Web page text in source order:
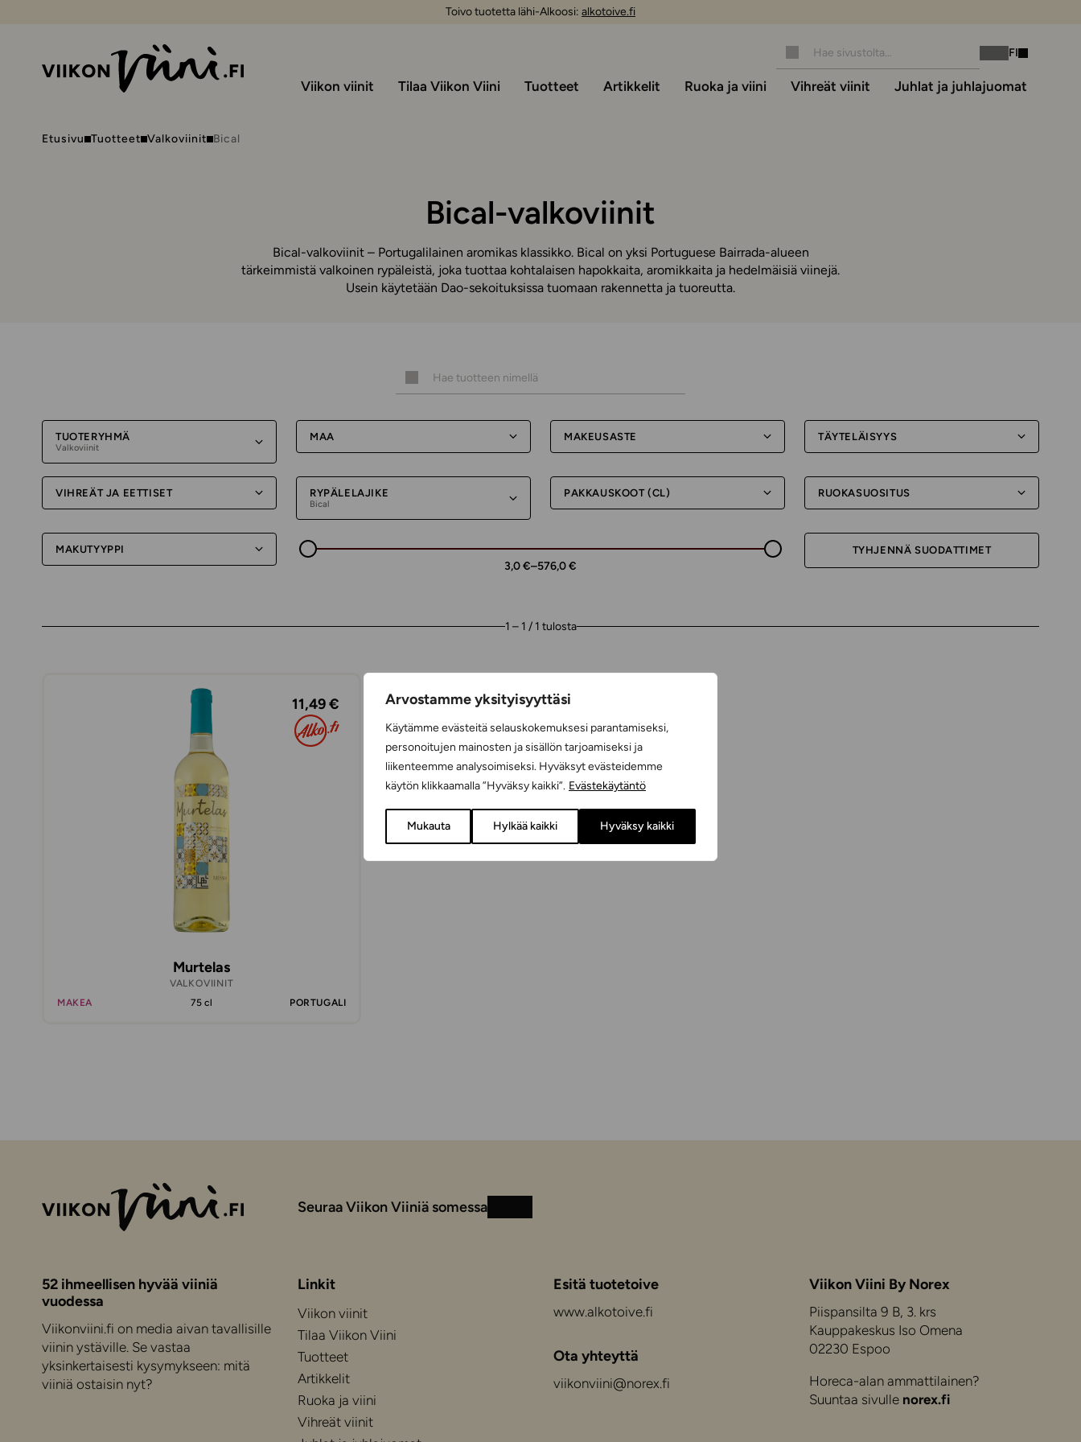
Arvostamme yksityisyyttäsi
Käytämme evästeitä selauskokemuksesi parantamiseksi,
personoitujen mainosten ja sisällön tarjoamiseksi ja
liikenteemme analysoimiseksi. Hyväksyt evästeidemme
käytön klikkaamalla ”Hyväksy kaikki”. Evästekäytäntö
Mukauta Hylkää kaikki Hyväksy kaikki
Toivo tuotetta lähi-Alkoosi: alkotoive.fi
Instagram
Facebook
FI
Viikon viinit Tilaa Viikon Viini Tuotteet Artikkelit Ruoka ja viini Vihreät viinit Juhlat ja juhlajuomat
Etusivu Tuotteet Valkoviinit Bical
Bical-valkoviinit
Bical-valkoviinit – Portugalilainen aromikas klassikko. Bical on yksi Portuguese Bairrada-alueen
tärkeimmistä valkoinen rypäleistä, joka tuottaa kohtalaisen hapokkaita, aromikkaita ja hedelmäisiä viinejä.
Usein käytetään Dao-sekoituksissa tuomaan rakennetta ja tuoreutta.
TUOTERYHMÄ
Valkoviinit
MAA MAKEUSASTE TÄYTELÄISYYS
VIHREÄT JA EETTISET RYPÄLELAJIKE
Bical
PAKKAUSKOOT (CL) RUOKASUOSITUS
MAKUTYYPPI
3,0 €–576,0 €
TYHJENNÄ SUODATTIMET
1 – 1 / 1 tulosta
11,49 €
Murtelas
VALKOVIINIT
MAKEA
75 cl PORTUGALI
Seuraa Viikon Viiniä somessa InstagramFacebook
52 ihmeellisen hyvää viiniä
vuodessa
Viikonviini.fi on media aivan tavallisille
viinin ystäville. Se vastaa
yksinkertaisesti kysymykseen: mitä
viiniä ostaisin nyt?
Linkit
Viikon viinit
Tilaa Viikon Viini
Tuotteet
Artikkelit
Ruoka ja viini
Vihreät viinit
Esitä tuotetoive
www.alkotoive.fi
Ota yhteyttä
viikonviini@norex.fi
Viikon Viini By Norex
Piispansilta 9 B, 3. krs
Kauppakeskus Iso Omena
02230 Espoo
Horeca-alan ammattilainen?
Suuntaa sivulle norex.fi